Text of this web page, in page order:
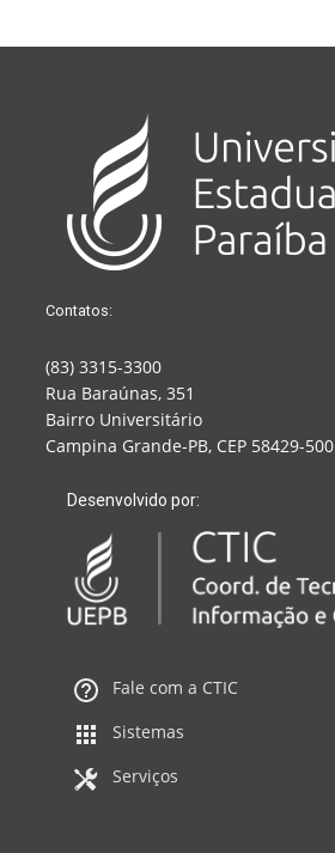
Contatos:
(83) 3315-3300
Rua Baraúnas, 351
Bairro Universitário
Campina Grande-PB, CEP 58429-500
Desenvolvido por:
Fale com a CTIC
Sistemas
Serviços